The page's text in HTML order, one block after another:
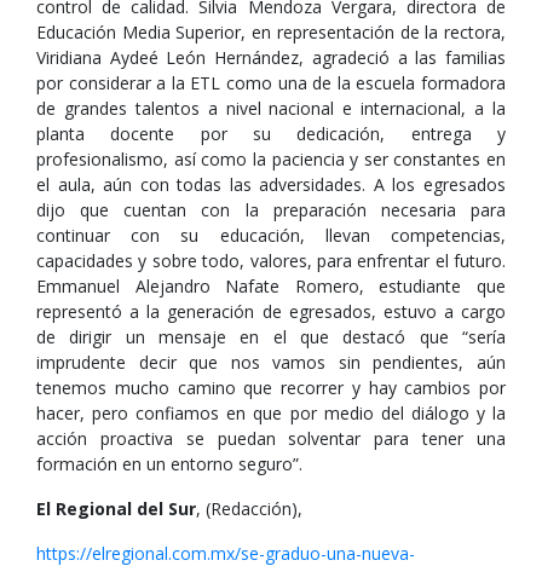
control de calidad. Silvia Mendoza Vergara, directora de
Educación Media Superior, en representación de la rectora,
Viridiana Aydeé León Hernández, agradeció a las familias
por considerar a la ETL como una de la escuela formadora
de grandes talentos a nivel nacional e internacional, a la
planta docente por su dedicación, entrega y
profesionalismo, así como la paciencia y ser constantes en
el aula, aún con todas las adversidades. A los egresados
dijo que cuentan con la preparación necesaria para
continuar con su educación, llevan competencias,
capacidades y sobre todo, valores, para enfrentar el futuro.
Emmanuel Alejandro Nafate Romero, estudiante que
representó a la generación de egresados, estuvo a cargo
de dirigir un mensaje en el que destacó que “sería
imprudente decir que nos vamos sin pendientes, aún
tenemos mucho camino que recorrer y hay cambios por
hacer, pero confiamos en que por medio del diálogo y la
acción proactiva se puedan solventar para tener una
formación en un entorno seguro”.
El Regional del Sur, (Redacción),
https://elregional.com.mx/se-graduo-una-nueva-